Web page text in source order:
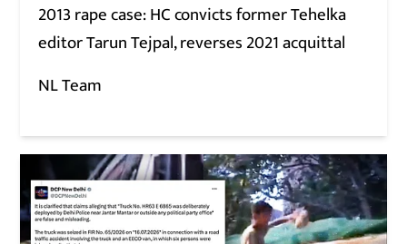
2013 rape case: HC convicts former Tehelka
editor Tarun Tejpal, reverses 2021 acquittal
NL Team